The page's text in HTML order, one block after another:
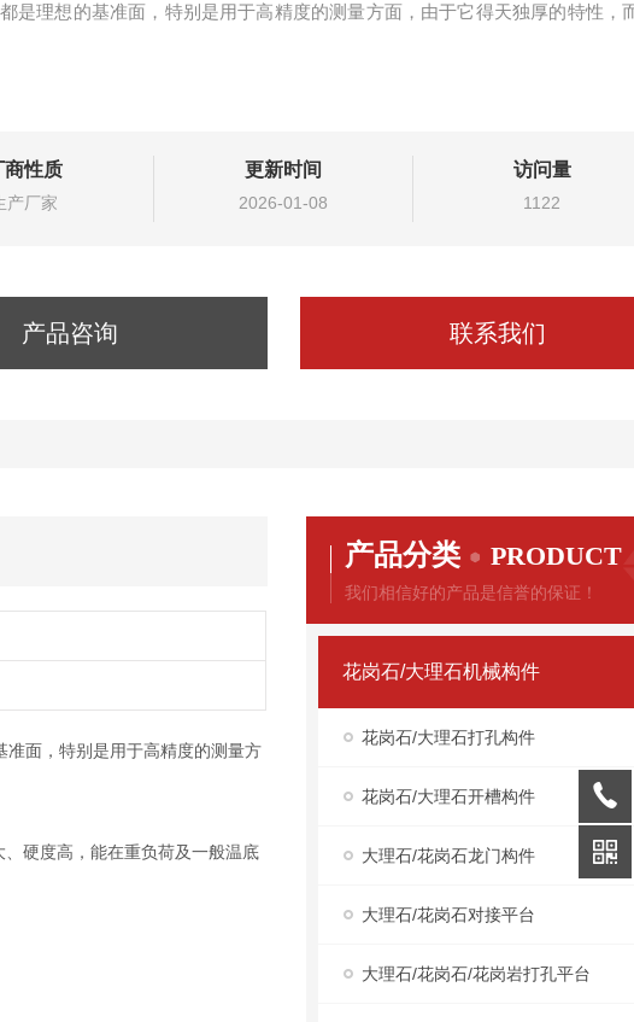
是理想的基准面，特别是用于高精度的测量方面，由于它得天独厚的特性，
商性质
产厂家
更新时间
2026-01-08
访问量
1122
产品咨询 联系我们
面，特别是用于高精度的测量方
硬度高，能在重负荷及一般温底
产品分类 PRODUCT
我们相信好的产品是信誉的保证！
花岗石/大理石机械构件
花岗石/大理石打孔构件
花岗石/大理石开槽构件
大理石/花岗石龙门构件
大理石/花岗石对接平台
大理石/花岗石/花岗岩打孔平台